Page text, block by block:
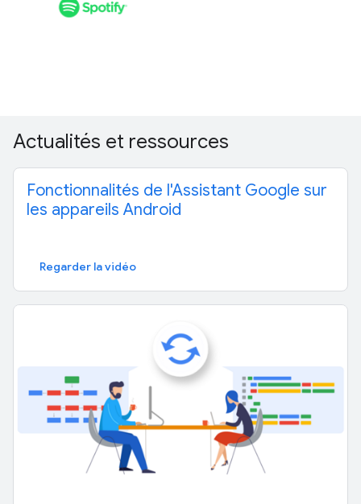
Actualités et ressources
Fonctionnalités de l'Assistant Google sur
les appareils Android
Regarder la vidéo